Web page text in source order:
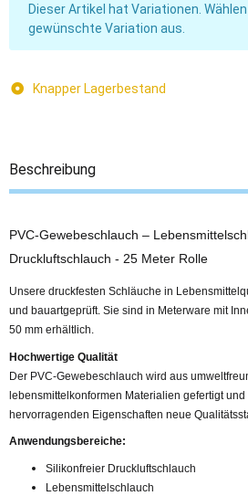
xDieser Artikel hat Variationen.
gewünschte Variation aus.
Knapper Lagerbestand
Beschreibung
PVC-Gewebeschlauch –
Druckluftschlauch - 25 Meter Rolle
Unsere druckfesten Schläuche in
und bauartgeprüft. Sie sind in Meterware mit
50 mm erhältlich.
Hochwertige Qualität
Der PVC-Gewebeschlauch wird aus
lebensmittelkonformen Materialien gefertigt
hervorragenden Eigenschaften neue
Anwendungsbereiche:
Silikonfreier Druckluftschlauch
Lebensmittelschlauch